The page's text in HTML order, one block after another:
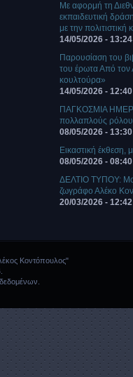
Με αφορμή τη
εκπαιδευτική
με την
14/05/2026 - 13:24
Παρουσίαση του
του έρωτα Από τον
κουλτούρα»
14/05/2026 - 12:40
ΠΑΓΚΟΣΜΙΑ
πολλαπλούς
08/05/2026 - 13:30
Eικαστική έκθεση,
08/05/2026 - 08:40
ΔΕΛΤΙΟ ΤΥΠΟΥ:
ζωγράφο Αλέκο
20/03/2026 - 12:42
Κοντόπουλος"